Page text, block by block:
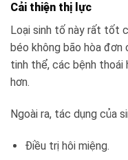
Cải thiện thị lực
Loại sinh tố này rất tốt
béo không bão hòa đơn
tinh thể, các bệnh thoái
hơn.
Ngoài ra, tác dụng của
Điều trị hôi miệng.